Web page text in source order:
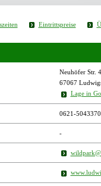
Eintrittspreise
Neuhöfer Str.
67067
Lage in
0621-5043370
-